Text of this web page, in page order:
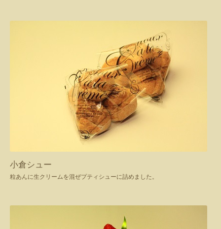
小倉シュー
粒あんに生クリームを混ぜプティシューに詰めました。